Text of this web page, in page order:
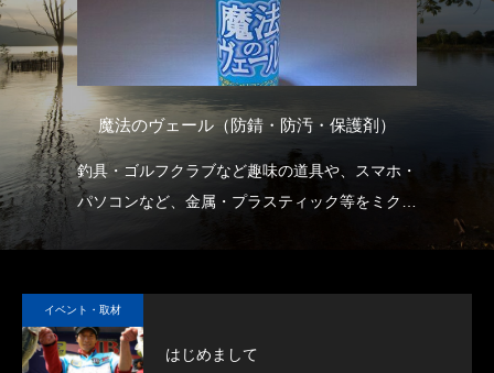
魔法のヴェール（防錆・防汚・保護剤）
釣具・ゴルフクラブなど趣味の道具や、スマホ・
パソコンなど、金属・プラスティック等をミクロ
ャ
イベント・取材
はじめまして